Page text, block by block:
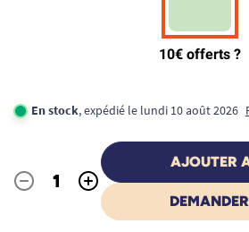
En stock, expédié le lundi 10 août 2026
Quantité
- +
AJOUTER